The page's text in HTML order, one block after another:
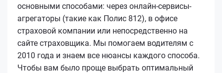
основными способами: через онлайн-сервисы-
агрегаторы (такие как Полис 812), в офисе
страховой компании или непосредственно на
сайте страховщика. Мы помогаем водителям с
2010 года и знаем все нюансы каждого способа.
Чтобы вам было проще выбрать оптимальный